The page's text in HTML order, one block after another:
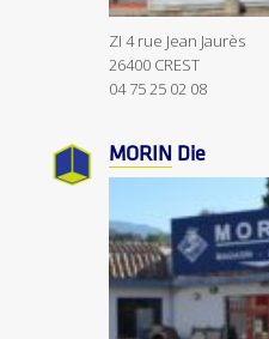
ZI 4 rue Jean Jaurès
26400 CREST
04 75 25 02 08
MORIN Die